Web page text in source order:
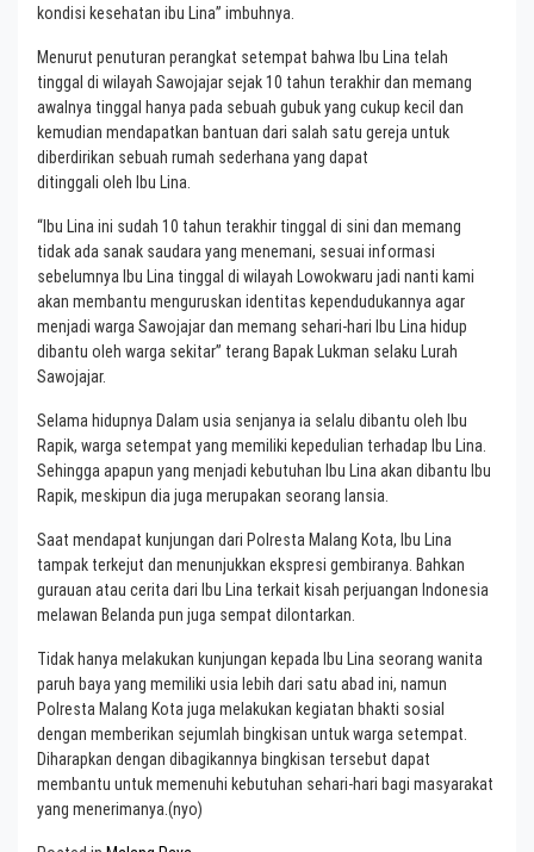
kondisi kesehatan ibu Lina” imbuhnya.
Menurut penuturan perangkat setempat bahwa Ibu Lina telah
tinggal di wilayah Sawojajar sejak 10 tahun terakhir dan memang
awalnya tinggal hanya pada sebuah gubuk yang cukup kecil dan
kemudian mendapatkan bantuan dari salah satu gereja untuk
diberdirikan sebuah rumah sederhana yang dapat
ditinggali oleh Ibu Lina.
“Ibu Lina ini sudah 10 tahun terakhir tinggal di sini dan memang
tidak ada sanak saudara yang menemani, sesuai informasi
sebelumnya Ibu Lina tinggal di wilayah Lowokwaru jadi nanti kami
akan membantu menguruskan identitas kependudukannya agar
menjadi warga Sawojajar dan memang sehari-hari Ibu Lina hidup
dibantu oleh warga sekitar” terang Bapak Lukman selaku Lurah
Sawojajar.
Selama hidupnya Dalam usia senjanya ia selalu dibantu oleh Ibu
Rapik, warga setempat yang memiliki kepedulian terhadap Ibu Lina.
Sehingga apapun yang menjadi kebutuhan Ibu Lina akan dibantu Ibu
Rapik, meskipun dia juga merupakan seorang lansia.
Saat mendapat kunjungan dari Polresta Malang Kota, Ibu Lina
tampak terkejut dan menunjukkan ekspresi gembiranya. Bahkan
gurauan atau cerita dari Ibu Lina terkait kisah perjuangan Indonesia
melawan Belanda pun juga sempat dilontarkan.
Tidak hanya melakukan kunjungan kepada Ibu Lina seorang wanita
paruh baya yang memiliki usia lebih dari satu abad ini, namun
Polresta Malang Kota juga melakukan kegiatan bhakti sosial
dengan memberikan sejumlah bingkisan untuk warga setempat.
Diharapkan dengan dibagikannya bingkisan tersebut dapat
membantu untuk memenuhi kebutuhan sehari-hari bagi masyarakat
yang menerimanya.(nyo)